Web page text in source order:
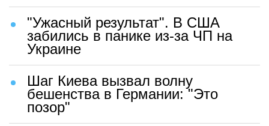
"Ужасный результат". В США
забились в панике из-за ЧП на
Украине
Шаг Киева вызвал волну
бешенства в Германии: "Это
позор"